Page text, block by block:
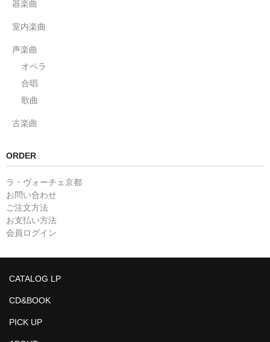
器楽曲
室内楽曲
声楽曲
オペラ
合唱
歌曲
古楽曲
ORDER
ラ・ヴォーチェ京都
お問い合わせ
ご注文方法
お支払い方法
会員ログイン
CATALOG LP
CD&BOOK
PICK UP